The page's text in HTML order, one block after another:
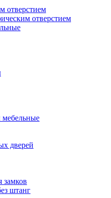
отверстием
отверстием
мебельные
дверей
штанг